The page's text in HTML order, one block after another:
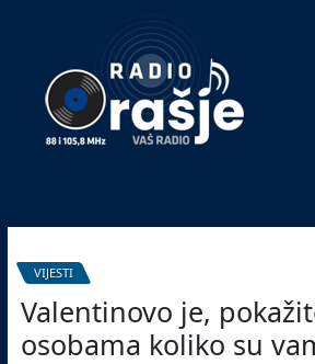
website!
VIJESTI
Valentinovo je,
osobama koliko su